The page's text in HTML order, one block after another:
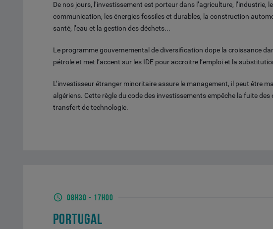
De nos jours, l’investissement est porteur dans l’agriculture, l’industrie,
communication, les énergies fossiles et durables, la construction
santé, l’eau et la gestion des déchets...
Le programme gouvernemental de diversification dope la croissance
pétrole et met l’accent sur les IDE pour accroitre l’emploi et la
L’investisseur étranger minoritaire assure le management, il peut être
algériens. Cette règle du code des investissements empêche la fuite des
transfert de technologie.
08H30 - 17H00
PORTUGAL